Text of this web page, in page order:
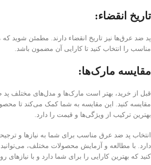
تاریخ انقضاء:
پد ضد عرق‌ها نیز تاریخ انقضاء دارند. مطمئن شوید که
مناسب را انتخاب کنید تا کارایی آن مضمون باشد.
مقایسه مارک‌ها:
قبل از خرید، بهتر است مارک‌ها و مدل‌های مختلف پد
مقایسه کنید. این مقایسه به شما کمک می‌کند تا
بهترین ترکیب از ویژگی‌ها و قیمت را دارد.
انتخاب پد ضد عرق مناسب برای شما به نیازها و
دارد. با مطالعه و آزمایش محصولات مختلف، می‌توانید
کنید که بهترین کارایی را برای شما دارد و با نیازهای